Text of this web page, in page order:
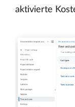
aktivierte